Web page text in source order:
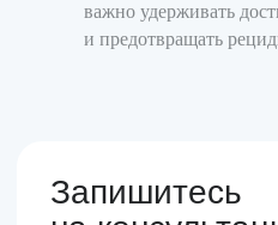
важно удерживать
и предотвращать
Время работы
№ Л041-01137-77/03754714